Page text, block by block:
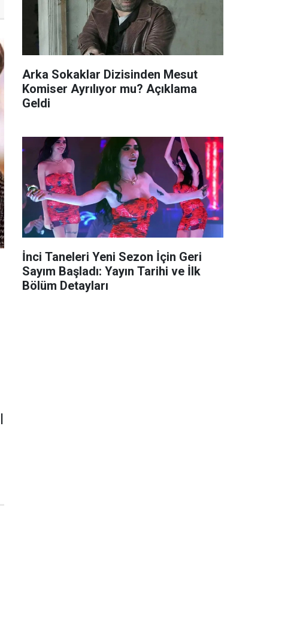
Arka Sokaklar Dizisinden Mesut
Komiser Ayrılıyor mu? Açıklama
Geldi
İnci Taneleri Yeni Sezon İçin Geri
Sayım Başladı: Yayın Tarihi ve İlk
Bölüm Detayları